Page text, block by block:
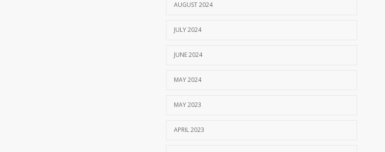
AUGUST 2024
JULY 2024
JUNE 2024
MAY 2024
MAY 2023
APRIL 2023